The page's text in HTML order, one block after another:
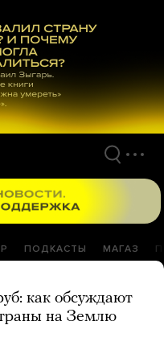
ПОДКАСТЫ МАГАЗ
как обсуждают
на Землю